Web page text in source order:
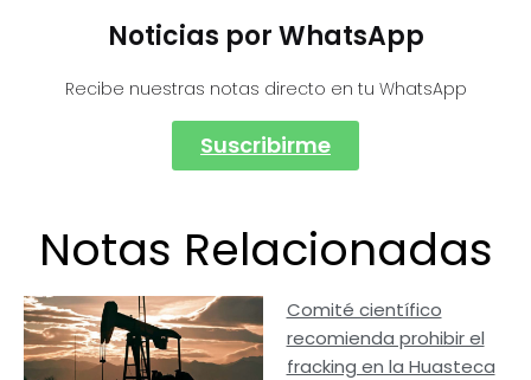
Noticias por WhatsApp
Recibe nuestras notas directo en tu WhatsApp
Suscribirme
Notas Relacionadas
Comité científico
recomienda prohibir el
fracking en la Huasteca